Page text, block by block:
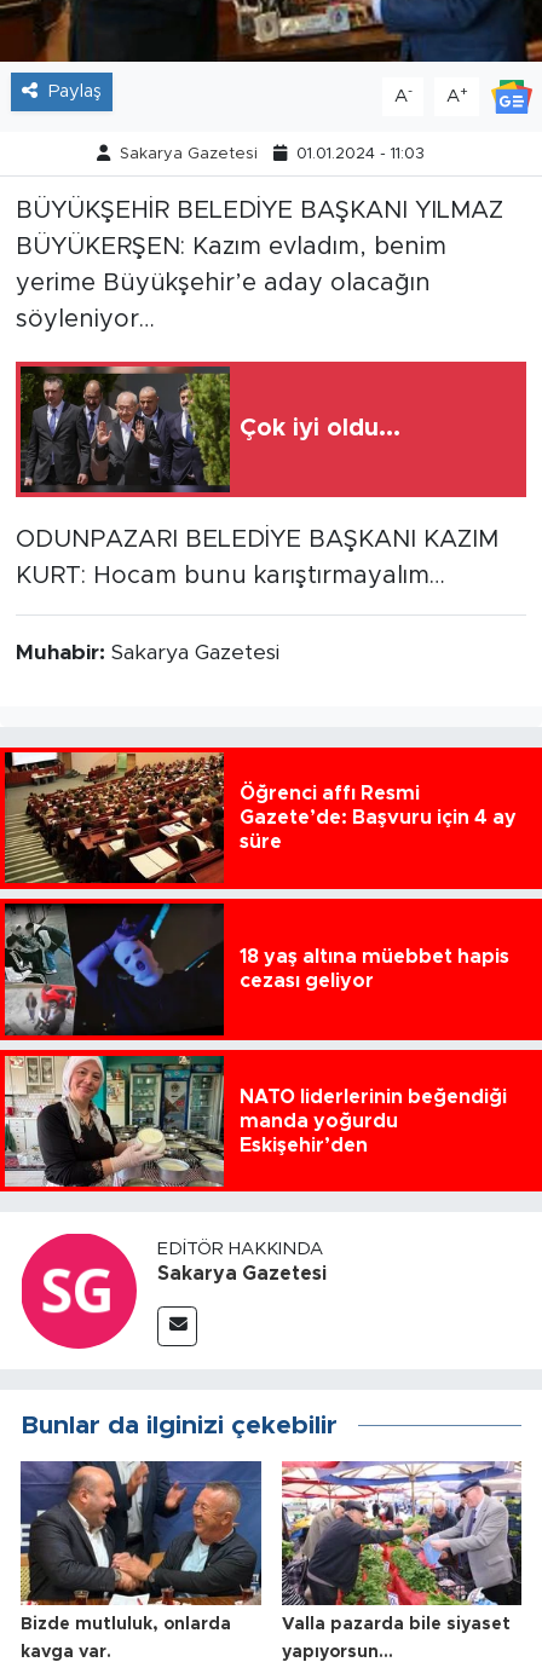
Paylaş A- A+
Sakarya Gazetesi 01.01.2024 - 11:03
BÜYÜKŞEHİR BELEDİYE BAŞKANI YILMAZ
BÜYÜKERŞEN: Kazım evladım, benim
yerime Büyükşehir’e aday olacağın
söyleniyor…
Çok iyi oldu...
ODUNPAZARI BELEDİYE BAŞKANI KAZIM
KURT: Hocam bunu karıştırmayalım…
Muhabir: Sakarya Gazetesi
Öğrenci affı Resmi
Gazete’de: Başvuru için 4 ay
süre
18 yaş altına müebbet hapis
cezası geliyor
NATO liderlerinin beğendiği
manda yoğurdu
Eskişehir’den
EDITÖR HAKKINDA
Sakarya Gazetesi
Bunlar da ilginizi çekebilir
Bizde mutluluk, onlarda
kavga var.
Valla pazarda bile siyaset
yapıyorsun…
Resmi İlanlar
Söyleşi
Foto Şaka
Teknoloji